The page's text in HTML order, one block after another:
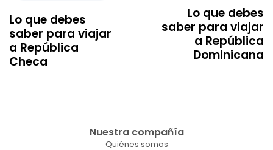
Lo que debes
saber para viajar
a República
Checa
Lo que debes
saber para viajar
a República
Dominicana
Nuestra compañía
Quiénes somos